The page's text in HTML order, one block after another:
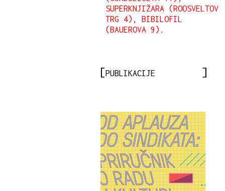
SUPERKNJIŽARA (ROOSVELTOV
TRG 4), BIBILOFIL
(BAUEROVA 9).
PUBLIKACIJE